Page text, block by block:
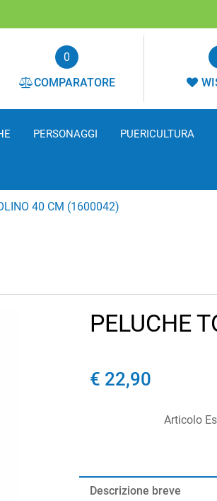
0
COMPARATORE
PERSONAGGI PUERICULTURA
40 CM (1600042)
PELUCHE
€ 22,90
Articolo
Descrizione breve